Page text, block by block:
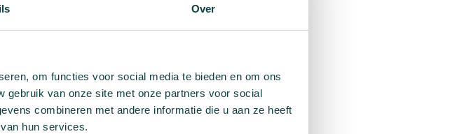
Over
om functies voor social media te bieden en om ons
gebruik van onze site met onze partners voor social
combineren met andere informatie die u aan ze heeft
hun services.
(World Under Water Federation, CMAS)
target shooting.
is dus aan iedereen aangeraden om
van alle sporters om in 2024 niet voor